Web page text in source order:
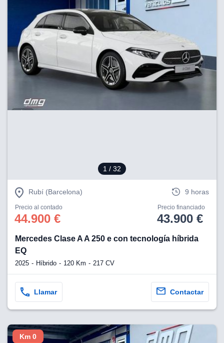
1 / 32
Rubí (Barcelona) 9 horas
Precio al contado
44.900 €
Precio financiado
43.900 €
Mercedes Clase A A 250 e con tecnología híbrida
EQ
2025 Híbrido 120 Km 217 CV
Llamar Contactar
Km 0